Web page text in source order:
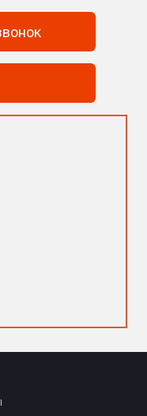
обратный звонок